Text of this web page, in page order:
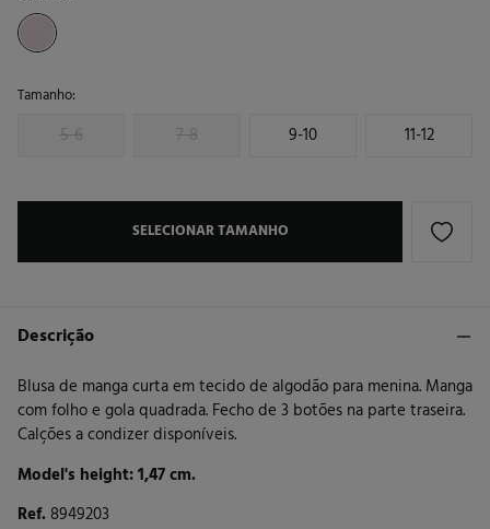
Tamanho:
5-6 7-8 9-10 11-12
SELECIONAR TAMANHO
Descrição
Blusa de manga curta em tecido de algodão para menina. Manga
com folho e gola quadrada. Fecho de 3 botões na parte traseira.
Calções a condizer disponíveis.
Model's height: 1,47 cm.
Ref. 8949203